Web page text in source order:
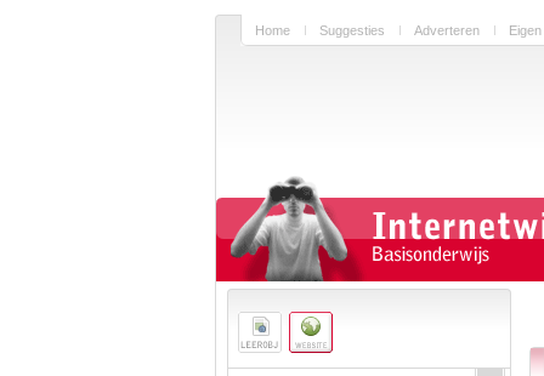
Home Suggesties Adverteren